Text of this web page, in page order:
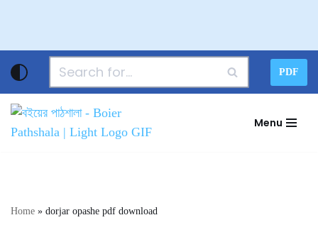
to
content
PDF
Menu
Home » dorjar opashe pdf download